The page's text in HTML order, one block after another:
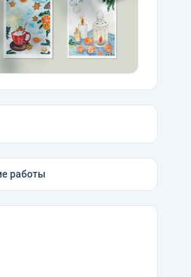
работы